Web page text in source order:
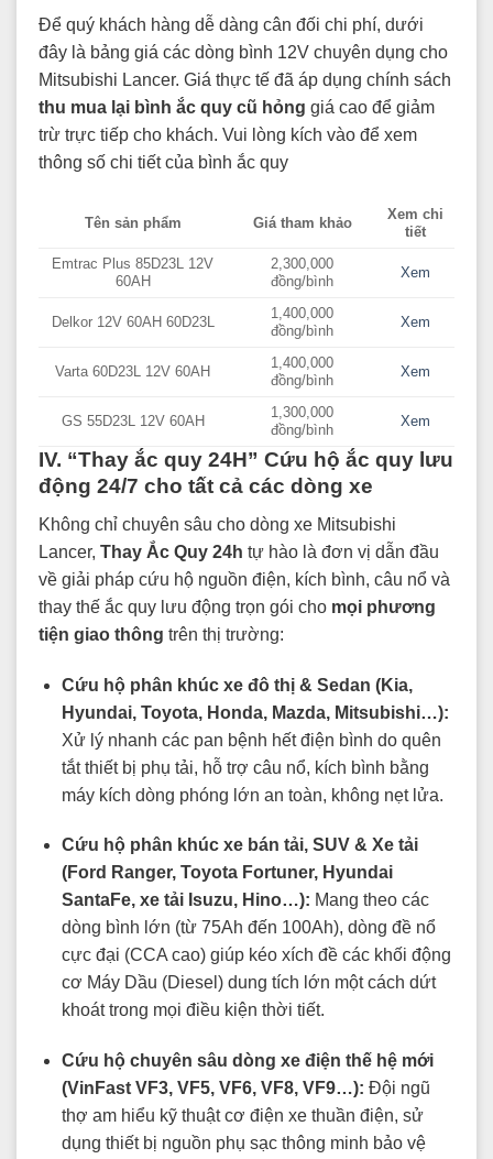
Để quý khách hàng dễ dàng cân đối chi phí, dưới
đây là bảng giá các dòng bình 12V chuyên dụng cho
Mitsubishi Lancer. Giá thực tế đã áp dụng chính sách
thu mua lại bình ắc quy cũ hỏng giá cao để giảm
trừ trực tiếp cho khách. Vui lòng kích vào để xem
thông số chi tiết của bình ắc quy
Tên sản phẩm Giá tham khảo
Xem chi
tiết
Emtrac Plus 85D23L 12V
60AH
2,300,000
đồng/bình
Xem
Delkor 12V 60AH 60D23L
1,400,000
đồng/bình
Xem
Varta 60D23L 12V 60AH
1,400,000
đồng/bình
Xem
GS 55D23L 12V 60AH
1,300,000
đồng/bình
Xem
IV. “Thay ắc quy 24H” Cứu hộ ắc quy lưu
động 24/7 cho tất cả các dòng xe
Không chỉ chuyên sâu cho dòng xe Mitsubishi
Lancer, Thay Ắc Quy 24h tự hào là đơn vị dẫn đầu
về giải pháp cứu hộ nguồn điện, kích bình, câu nổ và
thay thế ắc quy lưu động trọn gói cho mọi phương
tiện giao thông trên thị trường:
Cứu hộ phân khúc xe đô thị & Sedan (Kia,
Hyundai, Toyota, Honda, Mazda, Mitsubishi…):
Xử lý nhanh các pan bệnh hết điện bình do quên
tắt thiết bị phụ tải, hỗ trợ câu nổ, kích bình bằng
máy kích dòng phóng lớn an toàn, không nẹt lửa.
Cứu hộ phân khúc xe bán tải, SUV & Xe tải
(Ford Ranger, Toyota Fortuner, Hyundai
SantaFe, xe tải Isuzu, Hino…): Mang theo các
dòng bình lớn (từ 75Ah đến 100Ah), dòng đề nổ
cực đại (CCA cao) giúp kéo xích đề các khối động
cơ Máy Dầu (Diesel) dung tích lớn một cách dứt
khoát trong mọi điều kiện thời tiết.
Cứu hộ chuyên sâu dòng xe điện thế hệ mới
(VinFast VF3, VF5, VF6, VF8, VF9…): Đội ngũ
thợ am hiểu kỹ thuật cơ điện xe thuần điện, sử
dụng thiết bị nguồn phụ sạc thông minh bảo vệ